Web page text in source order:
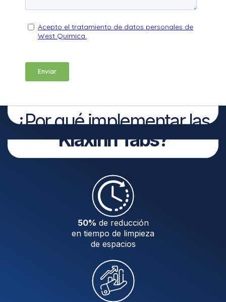
¿Por qué implementar las
Klaxinn Tabs?
50% de reducción
en tiempo de limpieza
de espacios